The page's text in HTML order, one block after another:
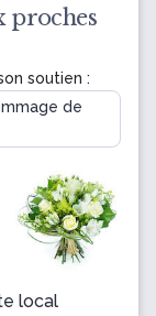
proches
soutien :
de
local